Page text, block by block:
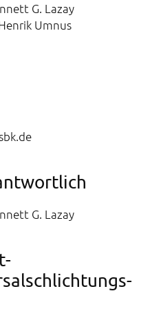
G. Lazay
Umnus
G. Lazay